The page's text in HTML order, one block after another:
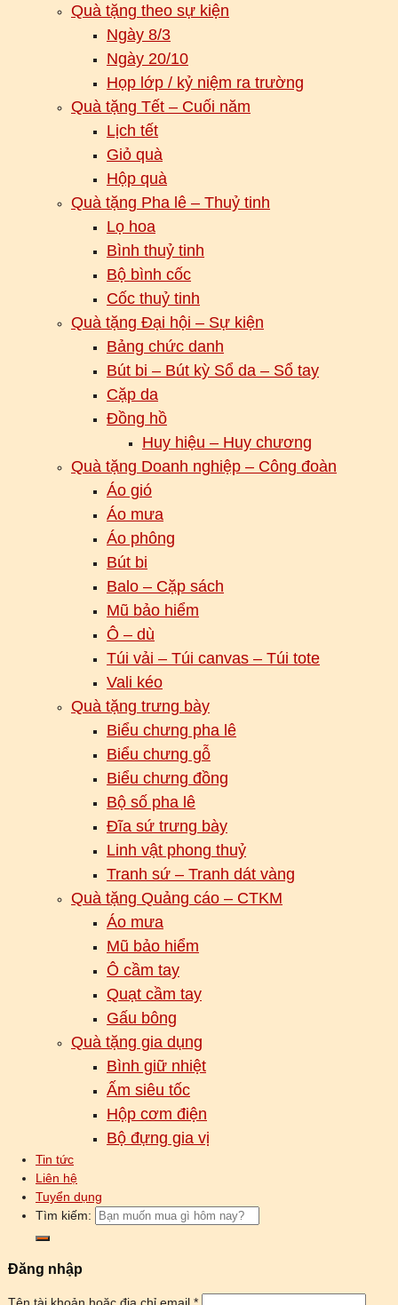
Quà tặng theo sự kiện
Ngày 8/3
Ngày 20/10
Họp lớp / kỷ niệm ra trường
Quà tặng Tết – Cuối năm
Lịch tết
Giỏ quà
Hộp quà
Quà tặng Pha lê – Thuỷ tinh
Lọ hoa
Bình thuỷ tinh
Bộ bình cốc
Cốc thuỷ tinh
Quà tặng Đại hội – Sự kiện
Bảng chức danh
Bút bi – Bút kỳ Sổ da – Sổ tay
Cặp da
Đồng hồ
Huy hiệu – Huy chương
Quà tặng Doanh nghiệp – Công đoàn
Áo gió
Áo mưa
Áo phông
Bút bi
Balo – Cặp sách
Mũ bảo hiểm
Ô – dù
Túi vải – Túi canvas – Túi tote
Vali kéo
Quà tặng trưng bày
Biểu chưng pha lê
Biểu chưng gỗ
Biểu chưng đồng
Bộ số pha lê
Đĩa sứ trưng bày
Linh vật phong thuỷ
Tranh sứ – Tranh dát vàng
Quà tặng Quảng cáo – CTKM
Áo mưa
Mũ bảo hiểm
Ô cầm tay
Quạt cầm tay
Gấu bông
Quà tặng gia dụng
Bình giữ nhiệt
Ấm siêu tốc
Hộp cơm điện
Bộ đựng gia vị
Tin tức
Liên hệ
Tuyển dụng
Tìm kiếm:
Đăng nhập